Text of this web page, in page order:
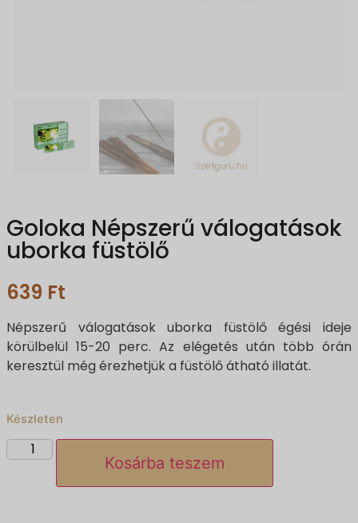
Goloka Népszerű válogatások
uborka füstölő
639 Ft
Népszerű válogatások uborka füstölő égési ideje
körülbelül 15-20 perc. Az elégetés után több órán
keresztül még érezhetjük a füstölő átható illatát.
Készleten
Kosárba teszem